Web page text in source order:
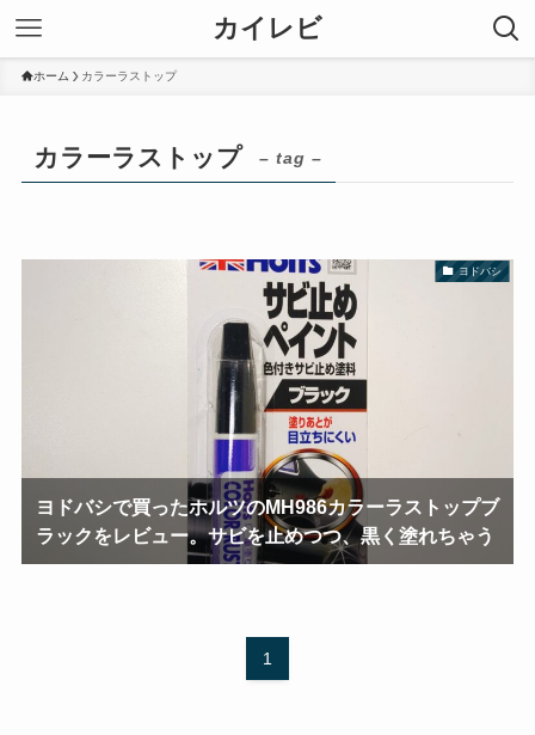
カイレビ
ホーム カラーラストップ
カラーラストップ – tag –
ヨドバシ
ヨドバシで買ったホルツのMH986カラーラストップブ
ラックをレビュー。サビを止めつつ、黒く塗れちゃう
1